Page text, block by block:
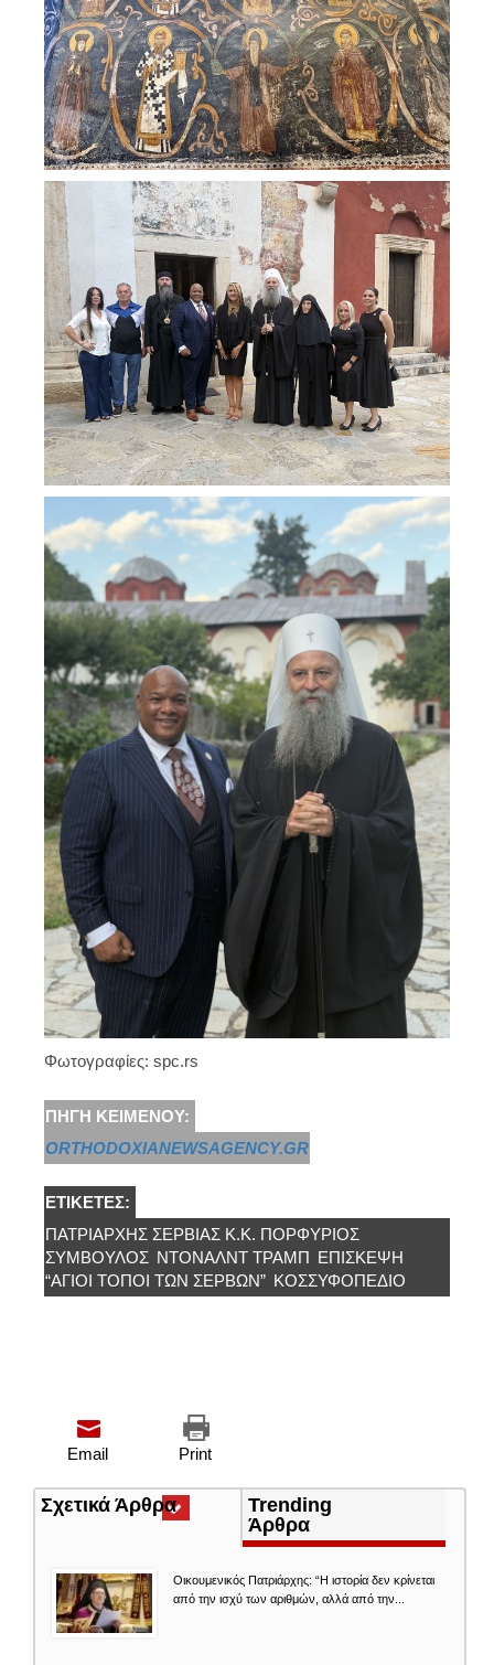
Φωτογραφίες: spc.rs
ΠΗΓΉ ΚΕΙΜΈΝΟΥ:
ORTHODOXIANEWSAGENCY.GR
ΕΤΙΚΈΤΕΣ:
ΠΑΤΡΙΆΡΧΗΣ ΣΕΡΒΊΑΣ Κ.Κ. ΠΟΡΦΎΡΙΟΣ
ΣΥΜΒΟΥΛΟΣ ΝΤΌΝΑΛΝΤ ΤΡΆΜΠ ΕΠΊΣΚΕΨΗ
“ΑΓΊΟΙ ΤΌΠΟΙ ΤΩΝ ΣΈΡΒΩΝ” ΚΟΣΣΥΦΟΠΕΔΙΟ
Print
Email
Σχετικά Άρθρα(ενεργή
καρτέλα)
Trending
Άρθρα
Οικουμενικός Πατριάρχης: “Η ιστορία δεν κρίνεται
από την ισχύ των αριθμών, αλλά από την...